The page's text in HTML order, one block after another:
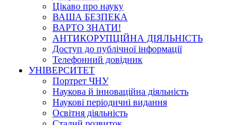
Цікаво про науку
ВАША БЕЗПЕКА
ВАРТО ЗНАТИ!
АНТИКОРУПЦІЙНА ДІЯЛЬНІСТЬ
Доступ до публічної інформації
Телефонний довідник
УНІВЕРСИТЕТ
Портрет ЧНУ
Наукова й інноваційна діяльність
Наукові періодичні видання
Освітня діяльність